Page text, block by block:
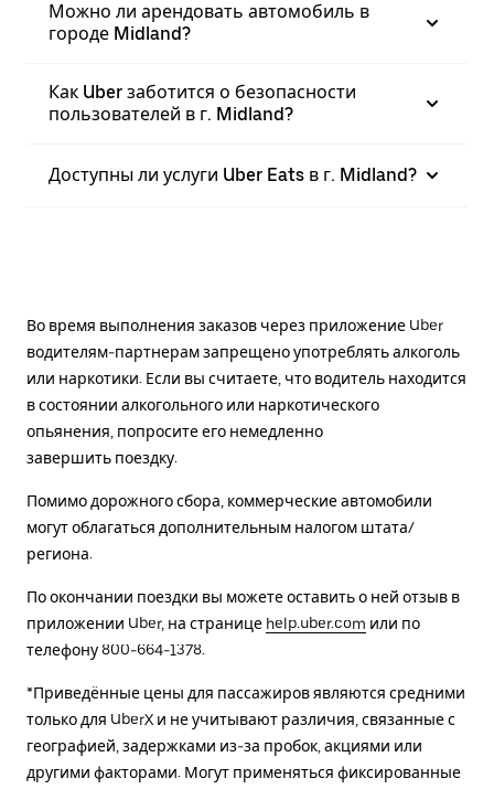
Можно ли арендовать автомобиль в
городе Midland?
Как Uber заботится о безопасности
пользователей в г. Midland?
Доступны ли услуги Uber Eats в г. Midland?
Во время выполнения заказов через приложение Uber
водителям-партнерам запрещено употреблять алкоголь
или наркотики. Если вы считаете, что водитель находится
в состоянии алкогольного или наркотического
опьянения, попросите его немедленно
завершить поездку.
Помимо дорожного сбора, коммерческие автомобили
могут облагаться дополнительным налогом штата/
региона.
По окончании поездки вы можете оставить о ней отзыв в
приложении Uber, на странице help.uber.com или по
телефону 800-664-1378.
*Приведённые цены для пассажиров являются средними
только для UberX и не учитывают различия, связанные с
географией, задержками из-за пробок, акциями или
другими факторами. Могут применяться фиксированные